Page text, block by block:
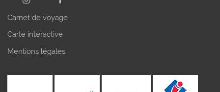
Carnet de voyage
Carte interactive
Mentions légales